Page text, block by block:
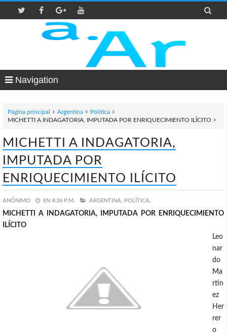

Navigation
Página principal Argentina
Política
MICHETTI A INDAGATORIA, IMPUTADA POR ENRIQUECIMIENTO ILÍCITO
MICHETTI A INDAGATORIA,
IMPUTADA POR
ENRIQUECIMIENTO ILÍCITO
ANÓNIMO EN 4:26 P.M. ARGENTINA, POLÍTICA,
MICHETTI A INDAGATORIA, IMPUTADA POR ENRIQUECIMIENTO
ILÍCITO
Leo
nar
do
Ma
rtin
ez
Her
rer
o